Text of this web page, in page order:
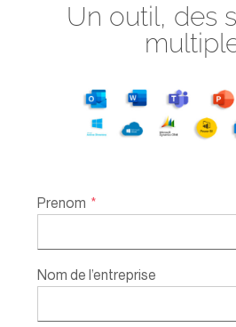
Un outil, des
Prenom *
Nom de l’entreprise